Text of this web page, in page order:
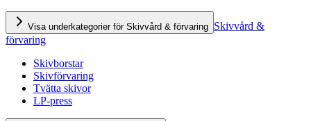
Visa underkategorier för Skivvård & förvaring Skivvård &
förvaring
Skivborstar
Skivförvaring
Tvätta skivor
LP-press